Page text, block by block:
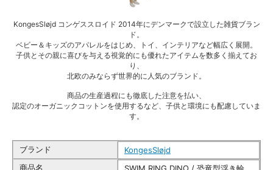
KongesSløjd コンゲススロイド 2014年にデンマークで設立した雑貨ブラン
ド。
ベビー＆キッズのアパレルをはじめ、トイ、インテリアなど幅広く展開。
子供とその親に喜びを与える視覚的にも優れたアイテムを数多く揃えてお
り、
北欧のみならず世界的に人気のブランド。
商品の生産過程にも徹底した注意を払い、
認定のオーガニックコットンを使用するなど、子供と環境にも配慮していま
す。
ブランド
KongesSløjd
商品名